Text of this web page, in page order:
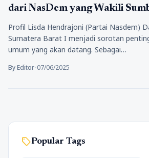
dari NasDem yang Wakili
Profil Lisda Hendrajoni (Partai Nasdem)
Sumatera Barat I menjadi sorotan
umum yang akan datang. Sebagai…
By Editor•07/06/2025
sellPopular Tags